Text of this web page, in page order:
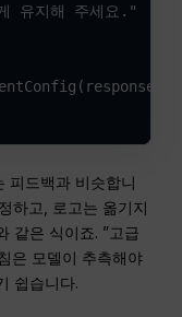
유지해 주세요."
피드백과 비슷합니
하고, 로고는 옮기지
같은 식이죠. ”고급
은 모델이 추측해야
쉽습니다.